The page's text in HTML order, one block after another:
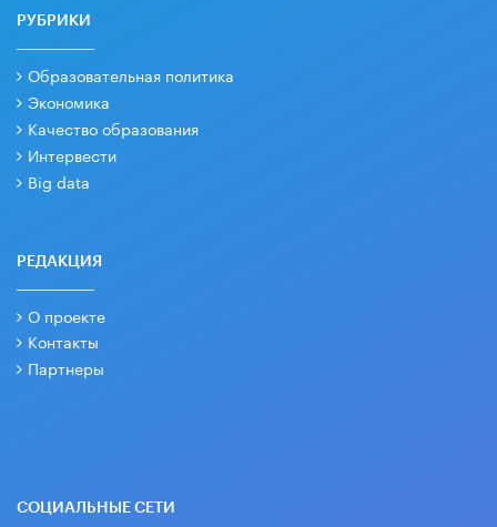
РУБРИКИ
Образовательная политика
Экономика
Качество образования
Интервести
Big data
РЕДАКЦИЯ
О проекте
Контакты
Партнеры
СОЦИАЛЬНЫЕ СЕТИ